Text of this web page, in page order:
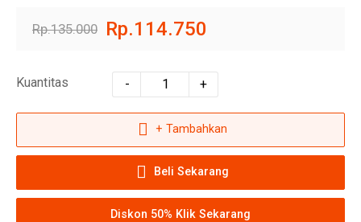
Rp.135.000 Rp.114.750
Kuantitas - +
+ Tambahkan
Beli Sekarang
Diskon 50% Klik Sekarang